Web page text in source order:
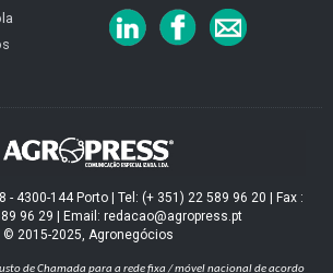
- 4300-144 Porto | Tel: (+ 351) 22 589 96 20 | Fax :
96 29 | Email: redacao@agropress.pt
© 2015-2025, Agronegócios
de Chamada para a rede fixa / móvel nacional de acordo